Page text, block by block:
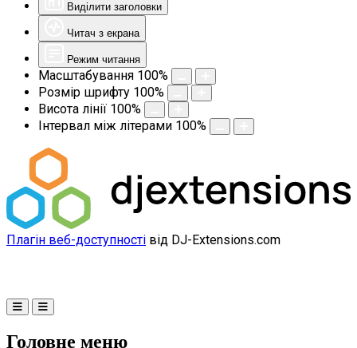
Виділити заголовки
Читач з екрана
Режим читання
Масштабування 100%
Розмір шрифту 100%
Висота лінії 100%
Інтервал між літерами 100%
Плагін веб-доступності від DJ-Extensions.com
Головне меню